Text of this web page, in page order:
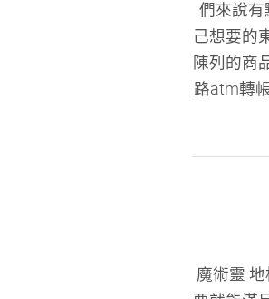
們來說有
己想要的
陳列的商
路atm轉
魔術靈